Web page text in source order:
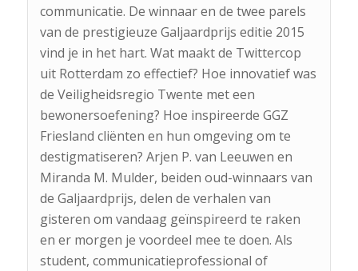
communicatie. De winnaar en de twee parels
van de prestigieuze Galjaardprijs editie 2015
vind je in het hart. Wat maakt de Twittercop
uit Rotterdam zo effectief? Hoe innovatief was
de Veiligheidsregio Twente met een
bewonersoefening? Hoe inspireerde GGZ
Friesland cliënten en hun omgeving om te
destigmatiseren? Arjen P. van Leeuwen en
Miranda M. Mulder, beiden oud-winnaars van
de Galjaardprijs, delen de verhalen van
gisteren om vandaag geïnspireerd te raken
en er morgen je voordeel mee te doen. Als
student, communicatieprofessional of